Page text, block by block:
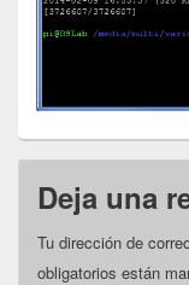
Deja una
Tu dirección de
obligatorios están